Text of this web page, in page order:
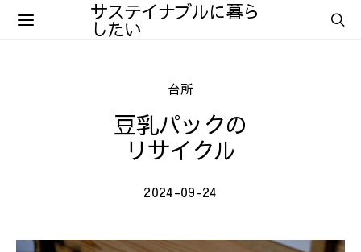
サステイナブルに暮ら
したい
台所
豆乳パックの
リサイクル
2024-09-24